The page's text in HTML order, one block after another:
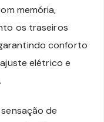
memória,
os traseiros
conforto
elétrico e
de